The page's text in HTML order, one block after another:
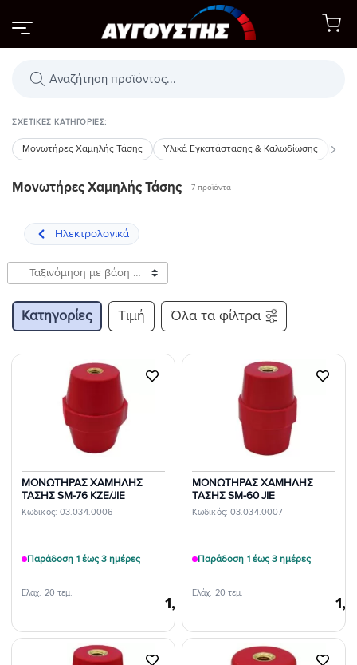
στο
περιεχόμενο
Αναζήτηση
ΣΧΕΤΙΚΈΣ ΚΑΤΗΓΟΡΊΕΣ:
Μονωτήρες Χαμηλής Τάσης Υλικά Εγκατάστασης & Καλωδίωσης
Μονωτήρες Χαμηλής Τάσης 7 προϊόντα
Κατηγορίες Τιμή Όλα τα φίλτρα
Προσθήκη
στη Λίστα
Επιθυμιών
Κωδικός: 03.034.0006
ΜΟΝΩΤΗΡΑΣ ΧΑΜΗΛΗΣ
ΤΑΣΗΣ SM-76 KZE/JIE
Ελάχ. 20 τεμ.
1,92 €
Παράδοση 1 έως 3 ημέρες
Προσθήκη
στη Λίστα
Επιθυμιών
Κωδικός: 03.034.0007
ΜΟΝΩΤΗΡΑΣ ΧΑΜΗΛΗΣ
ΤΑΣΗΣ SM-60 JIE
Ελάχ. 20 τεμ.
Παράδοση 1 έως 3 ημέρες